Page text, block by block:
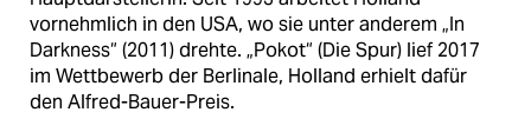
vornehmlich in den USA, wo sie unter anderem „In
Darkness“ (2011) drehte. „Pokot“ (Die Spur) lief 2017
im Wettbewerb der Berlinale, Holland erhielt dafür
den Alfred-Bauer-Preis.